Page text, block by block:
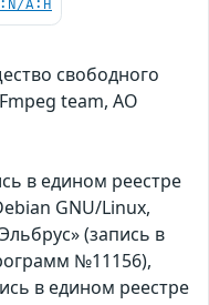
A:H
свободного
team, АО
в едином реестре
GNU/Linux,
(запись в
№11156),
в едином реестре